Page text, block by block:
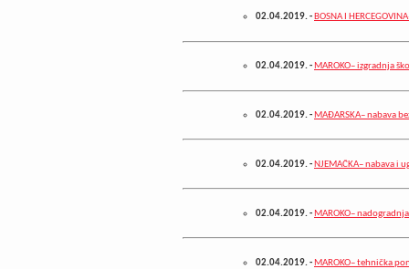
02.04.2019.- BOSNA I
02.04.2019.- MAROKO– izgradnja
02.04.2019.- MAĐARSKA– nabava
02.04.2019.- NJEMAČKA– nabava i
02.04.2019.- MAROKO–
02.04.2019.- MAROKO– tehnička